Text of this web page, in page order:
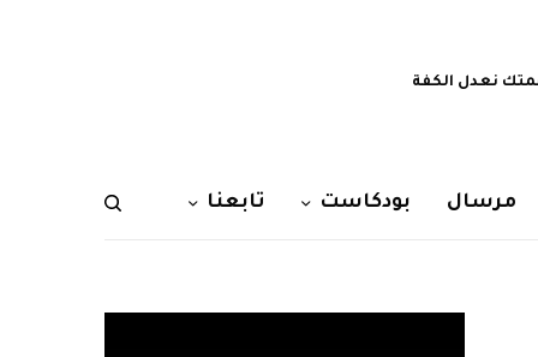
نعدل الكفة
مرسال بودكاست تابعنا